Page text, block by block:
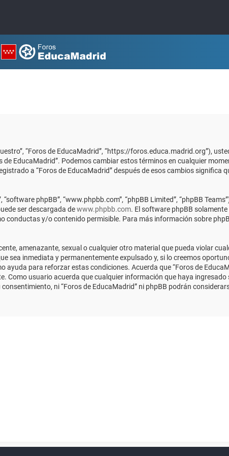
“Foros de EducaMadrid”, “https://foros.educa.madrid.org”),
EducaMadrid”. Podemos cambiar estos términos en cualquier
a “Foros de EducaMadrid” después de esos cambios significa
phpBB”, “www.phpbb.com”, “phpBB Limited”, “phpBB
ser descargada dewww.phpbb.com. El software phpBB
conductas y/o contenido permisible. Para más información sobre
amenazante, sexual o cualquier otro material que pueda violar
sea inmediata y permanentemente expulsado y, si lo creemos
para reforzar estas condiciones. Acuerda que “Foros de
Como usuario acuerda que cualquier información que haya
ni “Foros de EducaMadrid” ni phpBB podrán